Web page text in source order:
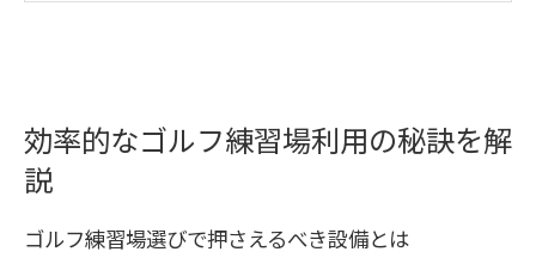
ゴルフ練習場ロッカーの選び方ガイド
練習前後の動線を意識したロッカー利用法
効率的なゴルフ練習場利用の秘訣を解
説
ゴルフ練習場選びで押さえるべき設備とは